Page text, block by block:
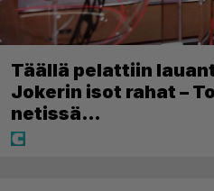
Täällä pelattiin
Jokerin isot rahat –
netissä…